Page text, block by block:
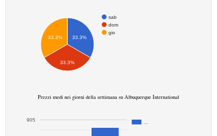
sab
dom
gio
33.3%
33.3%
33.3%
Prezzi medi nei giorni della settimana su Albuquerque International
905